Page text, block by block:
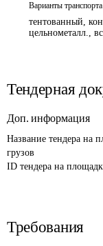
Варианты транспорта
тентованный,
цельнометалл.,
Тендерная
Доп. информация
Название тендера на
грузов
ID тендера на
Требования